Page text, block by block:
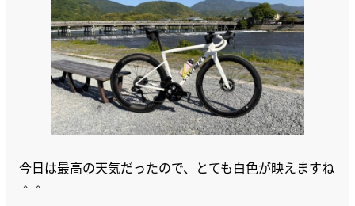
今日は最高の天気だったので、とても白色が映えますね
＾＾